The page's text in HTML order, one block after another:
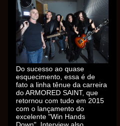
Do sucesso ao quase
esquecimento, essa é de
fato a linha tênue da carreira
do ARMORED SAINT, que
retornou com tudo em 2015
com o lançamento do
excelente "Win Hands